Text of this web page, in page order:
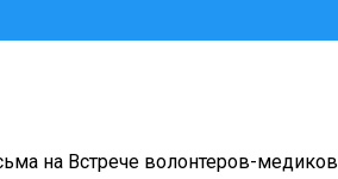
на Встрече волонтеров-медиков